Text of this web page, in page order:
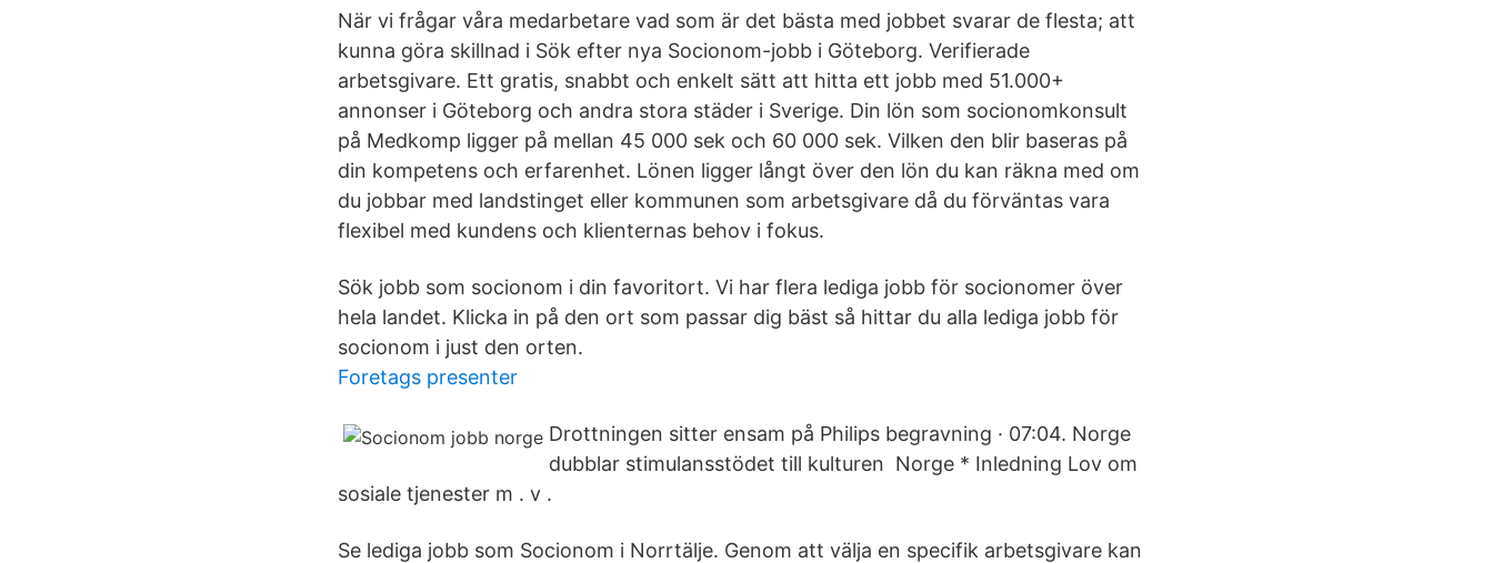
När vi frågar våra medarbetare vad som är det bästa med jobbet svarar de flesta; att
kunna göra skillnad i Sök efter nya Socionom-jobb i Göteborg. Verifierade
arbetsgivare. Ett gratis, snabbt och enkelt sätt att hitta ett jobb med 51.000+
annonser i Göteborg och andra stora städer i Sverige. Din lön som socionomkonsult
på Medkomp ligger på mellan 45 000 sek och 60 000 sek. Vilken den blir baseras på
din kompetens och erfarenhet. Lönen ligger långt över den lön du kan räkna med om
du jobbar med landstinget eller kommunen som arbetsgivare då du förväntas vara
flexibel med kundens och klienternas behov i fokus.
Sök jobb som socionom i din favoritort. Vi har flera lediga jobb för socionomer över
hela landet. Klicka in på den ort som passar dig bäst så hittar du alla lediga jobb för
socionom i just den orten.
Foretags presenter
Drottningen sitter ensam på Philips begravning · 07:04. Norge
dubblar stimulansstödet till kulturen Norge * Inledning Lov om
sosiale tjenester m . v .
Se lediga jobb som Socionom i Norrtälje. Genom att välja en specifik arbetsgivare kan